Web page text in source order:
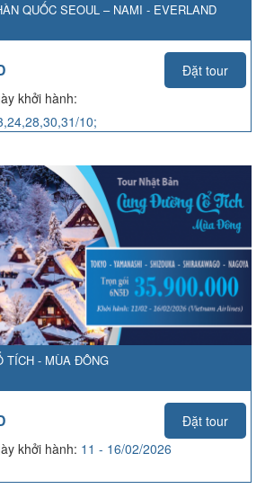
QUỐC SEOUL – NAMI - EVERLAND
Đặt tour
khởi hành:
10;
TÍCH - MÙA ĐÔNG
Đặt tour
khởi hành: 11 - 16/02/2026